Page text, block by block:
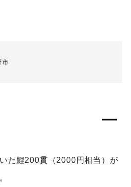
市
た鯉200貫（2000円相当）が